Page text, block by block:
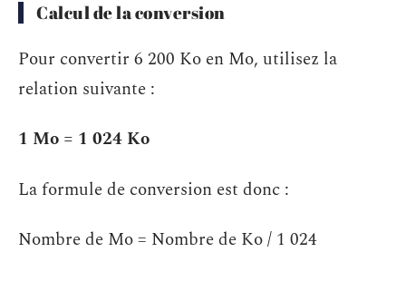
Calcul de la conversion
Pour convertir 6 200 Ko en Mo, utilisez la
relation suivante :
1 Mo = 1 024 Ko
La formule de conversion est donc :
Nombre de Mo = Nombre de Ko / 1 024